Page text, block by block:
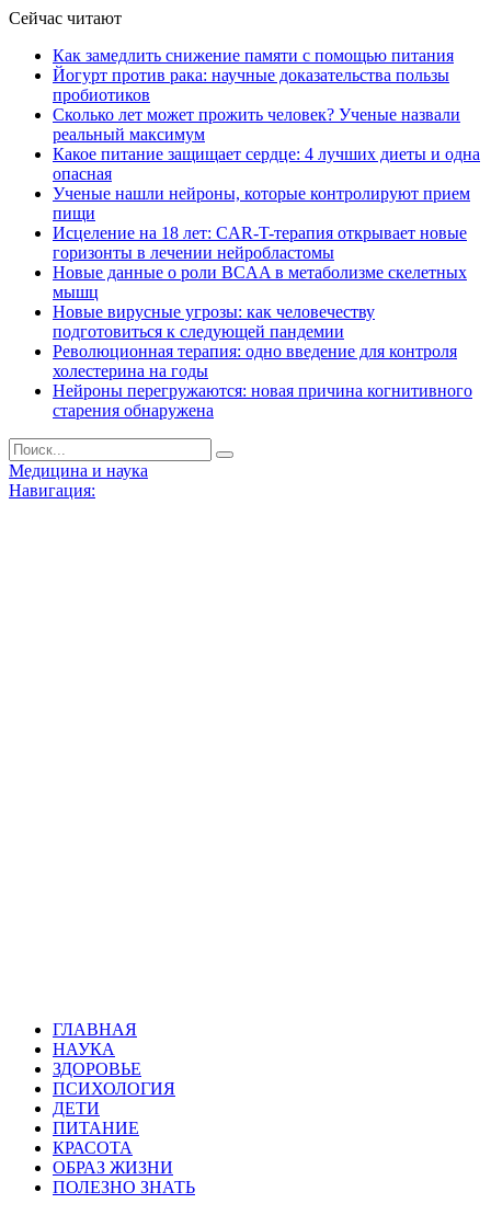
Сейчас читают
Как замедлить снижение памяти с помощью питания
Йогурт против рака: научные доказательства пользы
пробиотиков
Сколько лет может прожить человек? Ученые назвали
реальный максимум
Какое питание защищает сердце: 4 лучших диеты и одна
опасная
Ученые нашли нейроны, которые контролируют прием
пищи
Исцеление на 18 лет: CAR-T-терапия открывает новые
горизонты в лечении нейробластомы
Новые данные о роли BCAA в метаболизме скелетных
мышц
Новые вирусные угрозы: как человечеству
подготовиться к следующей пандемии
Революционная терапия: одно введение для контроля
холестерина на годы
Нейроны перегружаются: новая причина когнитивного
старения обнаружена
Медицина и наука
Навигация:
ГЛАВНАЯ
НАУКА
ЗДОРОВЬЕ
ПСИХОЛОГИЯ
ДЕТИ
ПИТАНИЕ
КРАСОТА
ОБРАЗ ЖИЗНИ
ПОЛЕЗНО ЗНАТЬ